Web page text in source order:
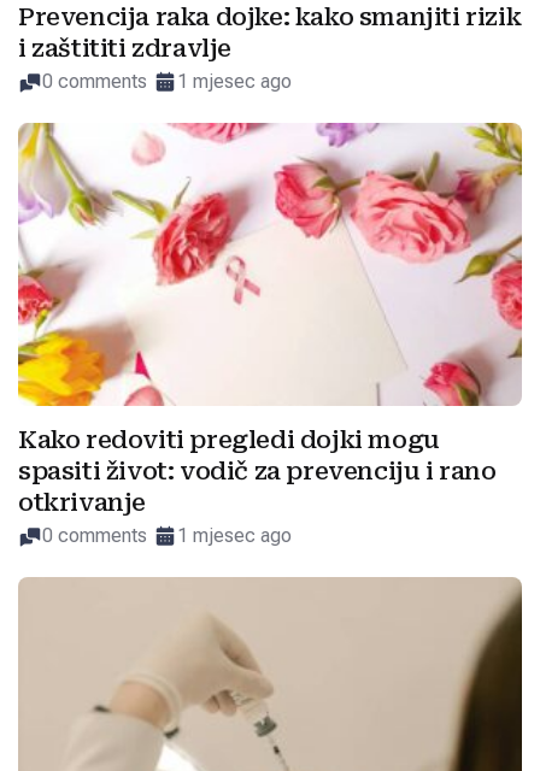
Prevencija raka dojke: kako smanjiti rizik
i zaštititi zdravlje
0 comments 1 mjesec ago
Kako redoviti pregledi dojki mogu
spasiti život: vodič za prevenciju i rano
otkrivanje
0 comments 1 mjesec ago